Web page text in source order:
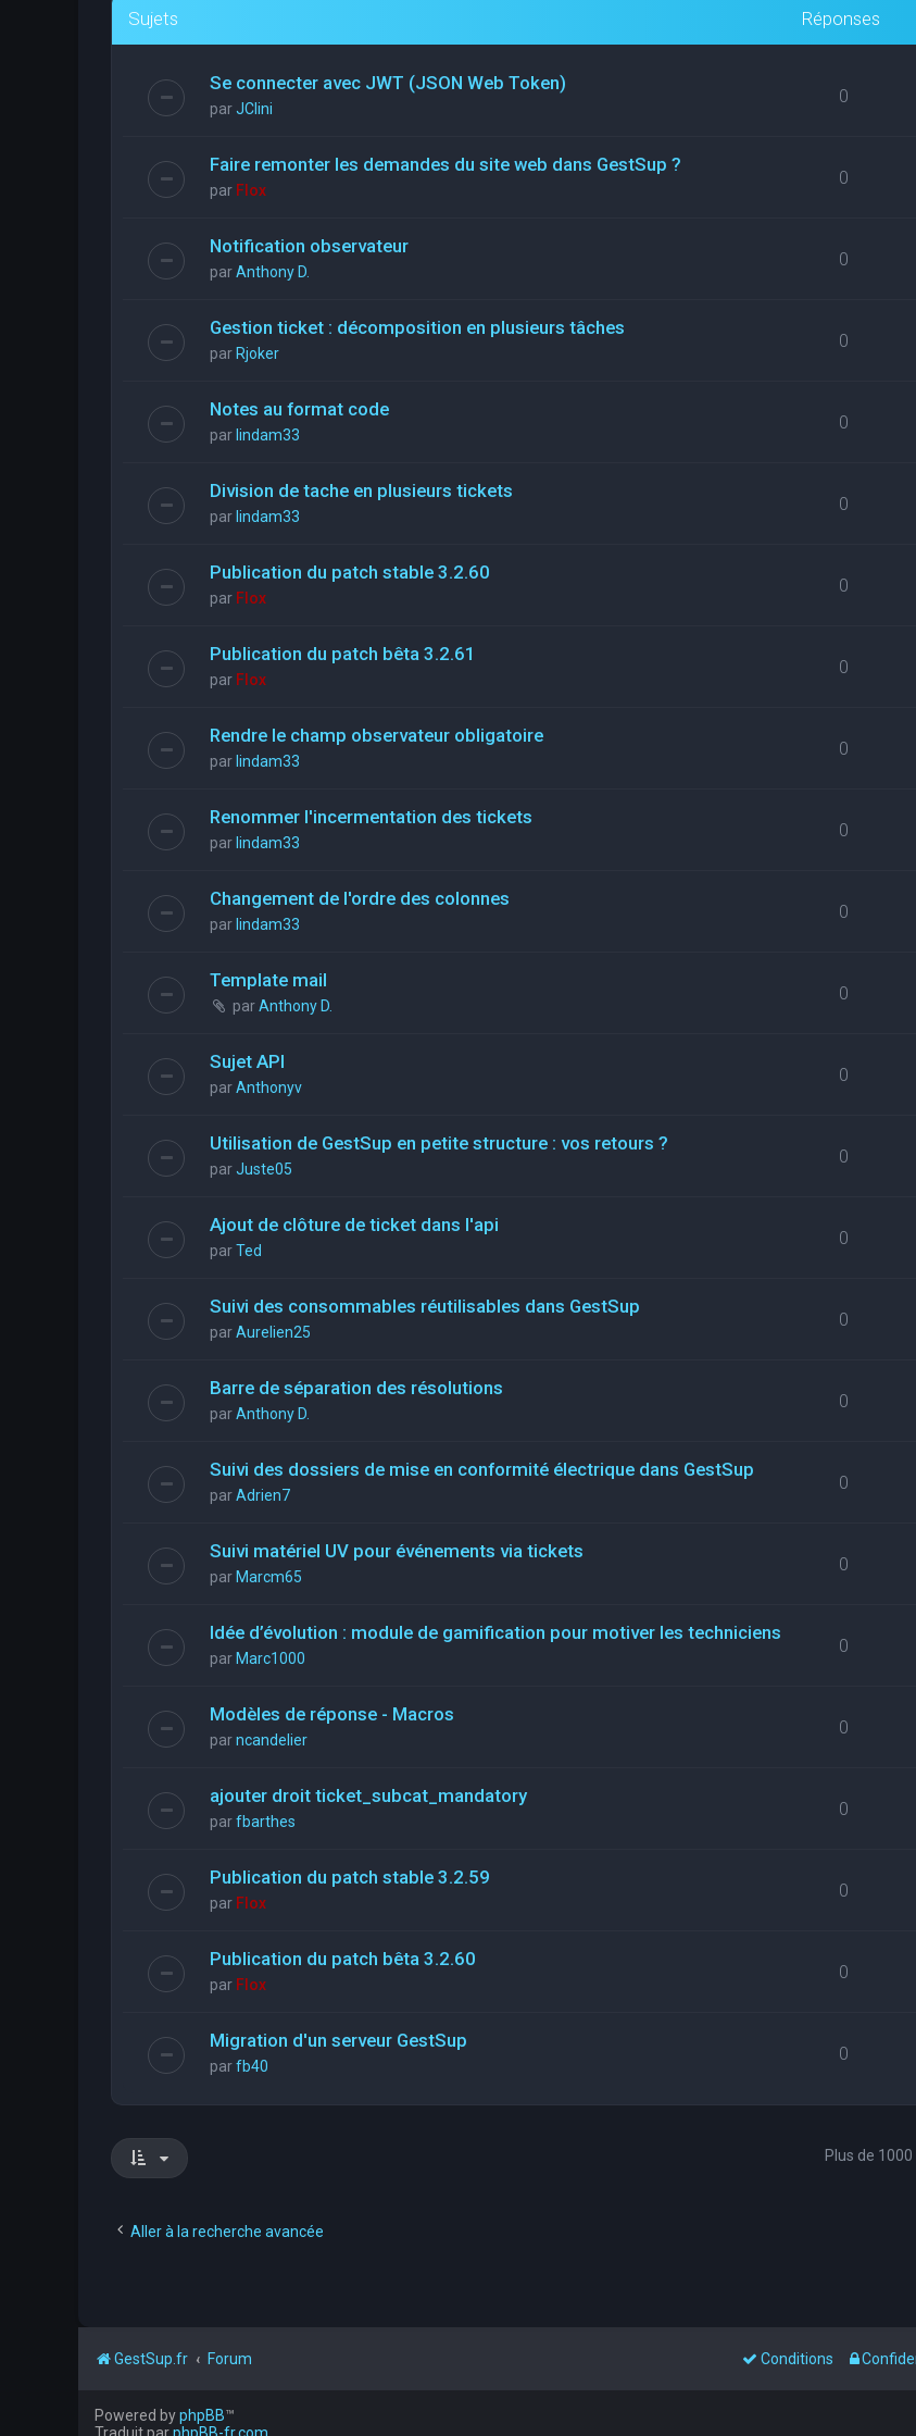
Sujets Réponses
Se connecter avec JWT (JSON Web Token)
parJClini
0
Faire remonter les demandes du site web dans GestSup ?
par Flox
0
Notification observateur
parAnthony D.
0
Gestion ticket : décomposition en plusieurs tâches
par Rjoker
0
Notes au format code
par lindam33
0
Division de tache en plusieurs tickets
par lindam33
0
Publication du patch stable 3.2.60
par Flox
0
Publication du patch bêta 3.2.61
par Flox
0
Rendre le champ observateur obligatoire
par lindam33
0
Renommer l'incermentation des tickets
par lindam33
0
Changement de l'ordre des colonnes
par lindam33
0
Template mail
parAnthony D.
0
Sujet API
parAnthonyv
0
Utilisation de GestSup en petite structure : vos retours ?
parJuste05
0
Ajout de clôture de ticket dans l'api
parTed
0
Suivi des consommables réutilisables dans GestSup
parAurelien25
0
Barre de séparation des résolutions
parAnthony D.
0
Suivi des dossiers de mise en conformité électrique dans GestSup
parAdrien7
0
Suivi matériel UV pour événements via tickets
par Marcm65
0
Idée d’évolution : module de gamification pour motiver les techniciens
par Marc1000
0
Modèles de réponse - Macros
parncandelier
0
ajouter droit ticket_subcat_mandatory
parfbarthes
0
Publication du patch stable 3.2.59
par Flox
0
Publication du patch bêta 3.2.60
par Flox
0
Migration d'un serveur GestSup
parfb40
0
Plus de
Aller à la recherche avancée
GestSup.fr Forum Conditions
Powered byphpBB™
Traduit parphpBB-fr.com